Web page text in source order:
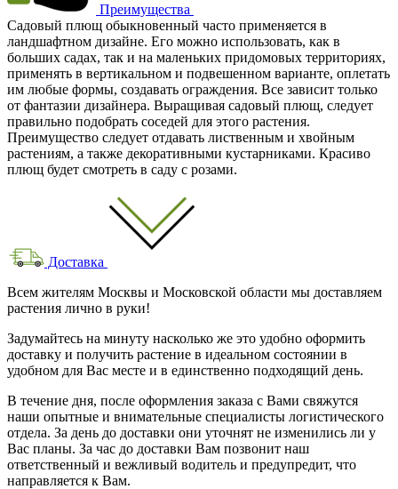
Преимущества
Садовый плющ обыкновенный часто применяется в
ландшафтном дизайне. Его можно использовать, как в
больших садах, так и на маленьких придомовых территориях,
применять в вертикальном и подвешенном варианте, оплетать
им любые формы, создавать ограждения. Все зависит только
от фантазии дизайнера. Выращивая садовый плющ, следует
правильно подобрать соседей для этого растения.
Преимущество следует отдавать лиственным и хвойным
растениям, а также декоративными кустарниками. Красиво
плющ будет смотреть в саду с розами.
Доставка
Всем жителям Москвы и Московской области мы доставляем
растения лично в руки!
Задумайтесь на минуту насколько же это удобно оформить
доставку и получить растение в идеальном состоянии в
удобном для Вас месте и в единственно подходящий день.
В течение дня, после оформления заказа с Вами свяжутся
наши опытные и внимательные специалисты логистического
отдела. За день до доставки они уточнят не изменились ли у
Вас планы. За час до доставки Вам позвонит наш
ответственный и вежливый водитель и предупредит, что
направляется к Вам.